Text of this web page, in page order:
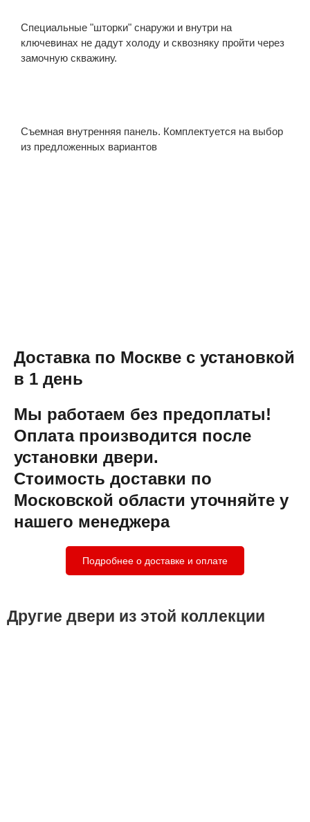
Специальные "шторки" снаружи и внутри на
ключевинах не дадут холоду и сквозняку пройти через
замочную скважину.
Съемная внутренняя панель. Комплектуется на выбор
из предложенных вариантов
Доставка по Москве с установкой
в 1 день
Мы работаем без предоплаты!
Оплата производится после
установки двери.
Стоимость доставки по
Московской области уточняйте у
нашего менеджера
Подробнее о доставке и оплате
Другие двери из этой коллекции